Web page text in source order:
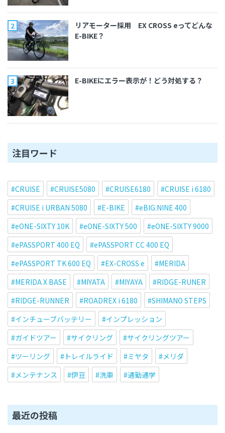
リアモーター採用 EX CROSS eってどんな
E-BIKE？
E-BIKEにエラー表示が！どう対処する？
注目ワード
CRUISE CRUISE5080 CRUISE6180
CRUISE i 6180
CRUISE i URBAN 5080
E-BIKE
eBIG.NINE 400
eONE-SIXTY 10K
eONE-SIXTY 500
eONE-SIXTY 9000
ePASSPORT 400 EQ
ePASSPORT CC 400 EQ
ePASSPORT TK 600 EQ
EX-CROSS e
MERIDA
MERIDA X BASE
MIYATA MIYAYA
RIDGE-RUNER
RIDGE-RUNNER
ROADREX i 6180
SHIMANO STEPS
インチューブバッテリー
インプレッション
ガイドツアー
サイクリング
サイクリングツアー
ツーリング
トレイルライド ミヤタ
メリダ
メンテナンス
伊豆 洗車 通勤通学
最近の投稿